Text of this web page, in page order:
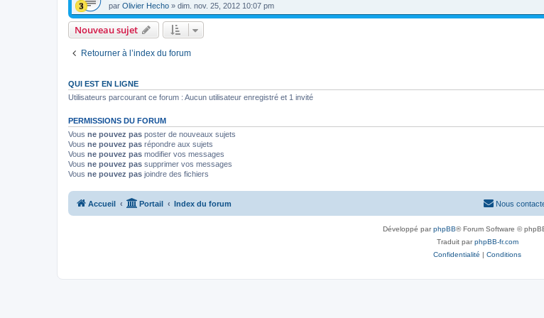
par Olivier Hecho » dim. nov. 25, 2012 10:07 pm
Nouveau sujet
Retourner à l’index du forum
QUI EST EN LIGNE
Utilisateurs parcourant ce forum : Aucun utilisateur enregistré et 1 invité
PERMISSIONS DU FORUM
Vous ne pouvez pas poster de nouveaux sujets
Vous ne pouvez pas répondre aux sujets
Vous ne pouvez pas modifier vos messages
Vous ne pouvez pas supprimer vos messages
Vous ne pouvez pas joindre des fichiers
Accueil Portail Index du forum Nous
Développé parphpBB® Forum Software ©
Traduit parphpBB-fr.com
Confidentialité | Conditions